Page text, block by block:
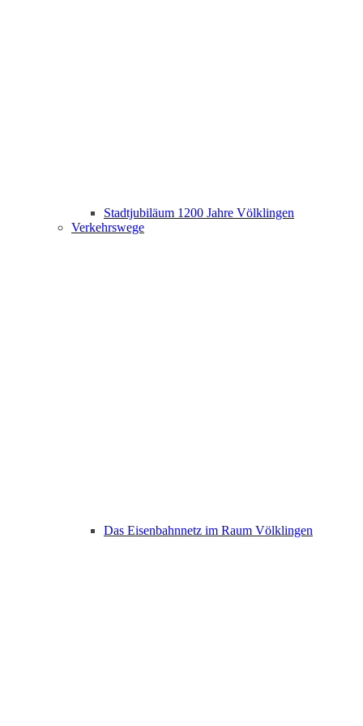
Stadtjubiläum 1200 Jahre Völklingen
Verkehrswege
Das Eisenbahnnetz im Raum Völklingen